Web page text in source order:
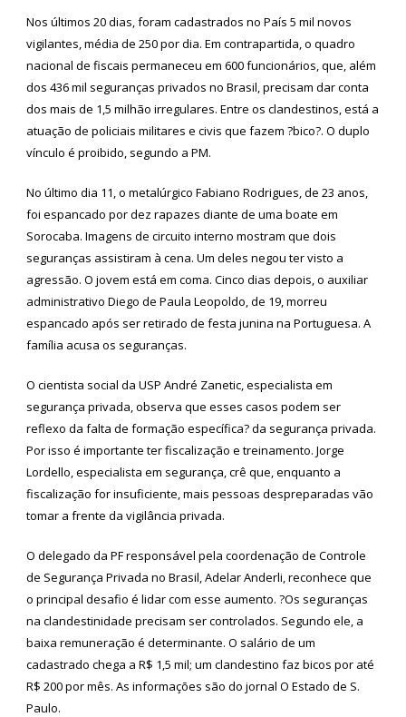
Nos últimos 20 dias, foram cadastrados no País 5 mil novos
vigilantes, média de 250 por dia. Em contrapartida, o quadro
nacional de fiscais permaneceu em 600 funcionários, que, além
dos 436 mil seguranças privados no Brasil, precisam dar conta
dos mais de 1,5 milhão irregulares. Entre os clandestinos, está a
atuação de policiais militares e civis que fazem ?bico?. O duplo
vínculo é proibido, segundo a PM.
No último dia 11, o metalúrgico Fabiano Rodrigues, de 23 anos,
foi espancado por dez rapazes diante de uma boate em
Sorocaba. Imagens de circuito interno mostram que dois
seguranças assistiram à cena. Um deles negou ter visto a
agressão. O jovem está em coma. Cinco dias depois, o auxiliar
administrativo Diego de Paula Leopoldo, de 19, morreu
espancado após ser retirado de festa junina na Portuguesa. A
família acusa os seguranças.
O cientista social da USP André Zanetic, especialista em
segurança privada, observa que esses casos podem ser
reflexo da falta de formação específica? da segurança privada.
Por isso é importante ter fiscalização e treinamento. Jorge
Lordello, especialista em segurança, crê que, enquanto a
fiscalização for insuficiente, mais pessoas despreparadas vão
tomar a frente da vigilância privada.
O delegado da PF responsável pela coordenação de Controle
de Segurança Privada no Brasil, Adelar Anderli, reconhece que
o principal desafio é lidar com esse aumento. ?Os seguranças
na clandestinidade precisam ser controlados. Segundo ele, a
baixa remuneração é determinante. O salário de um
cadastrado chega a R$ 1,5 mil; um clandestino faz bicos por até
R$ 200 por mês. As informações são do jornal O Estado de S.
Paulo.